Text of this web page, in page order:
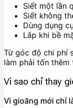
Siết một lần
Siết không
Dùng dụng
Lắp khi bề
Từ góc độ chi phí
làm phải tốn
Vì sao chỉ thay
Vì gioăng mới chỉ